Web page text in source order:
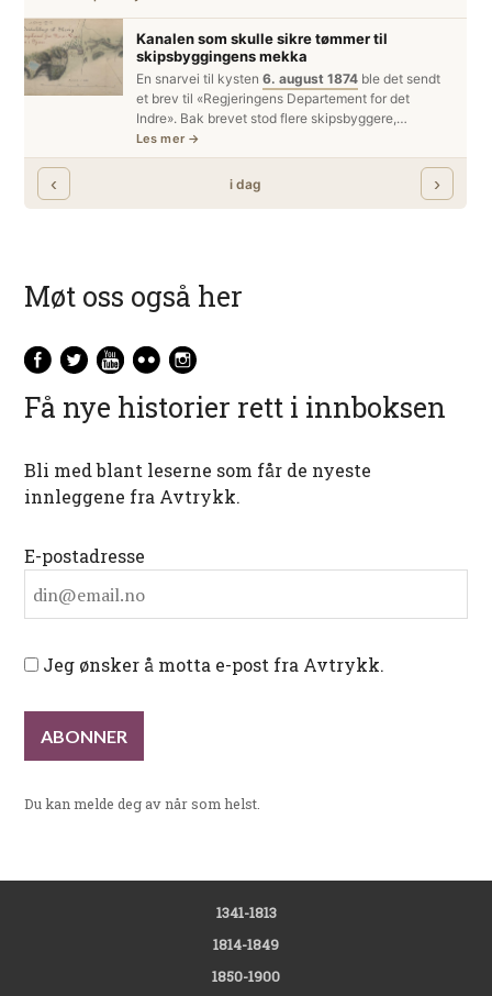
Møt oss også her
Få nye historier rett i innboksen
Bli med blant leserne som får de nyeste
innleggene fra Avtrykk.
E-postadresse
Jeg ønsker å motta e-post fra Avtrykk.
Du kan melde deg av når som helst.
1341-1813
1814-1849
1850-1900